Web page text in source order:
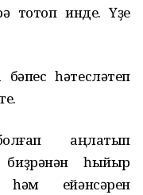
тотоп инде. Үҙе
һәтесләтеп
аңлатып
һыйыр
ейәнсәрен